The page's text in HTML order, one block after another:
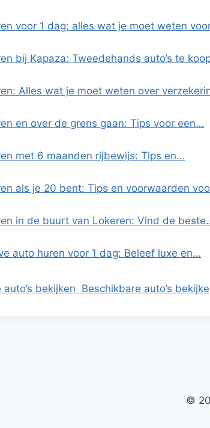
voor 1 dag: alles wat je moet weten
bij Kapaza: Tweedehands auto’s te
Alles wat je moet weten over
en over de grens gaan: Tips voor een…
met 6 maanden rijbewijs: Tips en…
als je 20 bent: Tips en voorwaarden
in de buurt van Lokeren: Vind de
auto huren voor 1 dag: Beleef luxe en…
bekijken Beschikbare auto’s
©